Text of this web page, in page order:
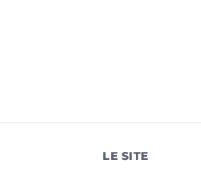
Clermont-l'HéraultLE SITE